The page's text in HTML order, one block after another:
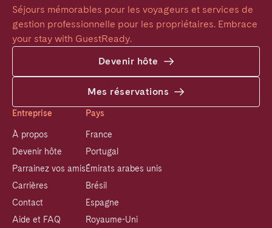
Séjours mémorables pour les voyageurs et services de
gestion professionnelle pour les propriétaires. Embrace
your stay with GuestReady.
Devenir hôte
Mes réservations
Entreprise
À propos
Devenir hôte
Parrainez vos amis
Carrières
Contact
Aide et FAQ
Pays
France
Portugal
Émirats arabes unis
Brésil
Espagne
Royaume-Uni